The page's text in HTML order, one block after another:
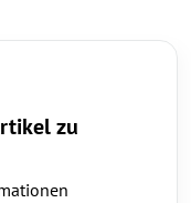
zu